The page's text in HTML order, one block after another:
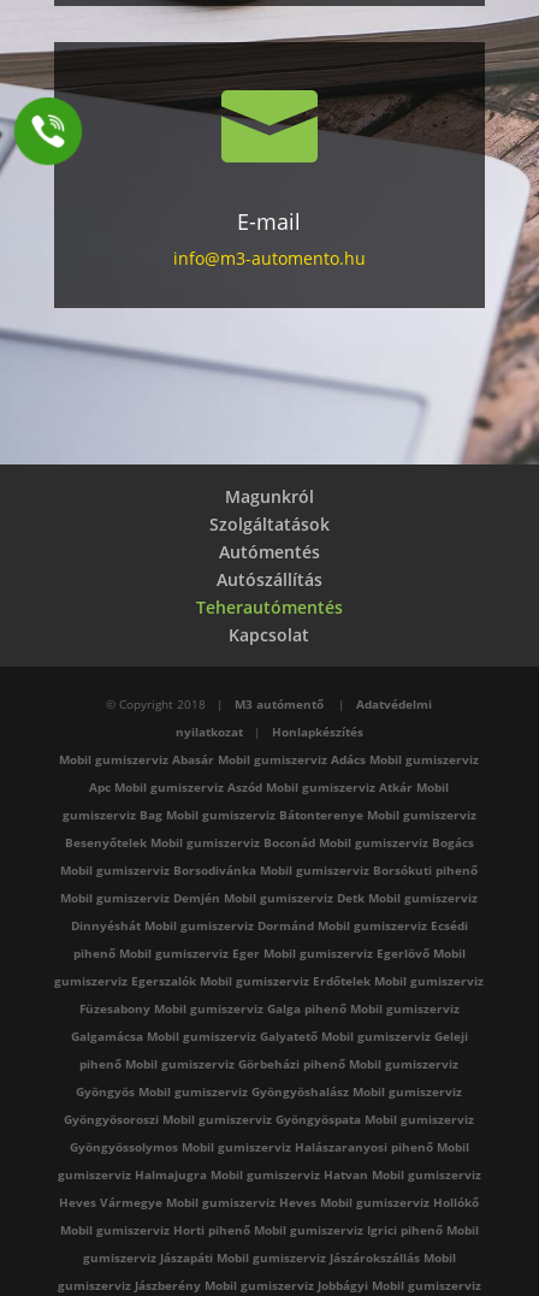

E-mail
info@m3-automento.hu
Magunkról
Szolgáltatások
Autómentés
Autószállítás
Teherautómentés
Kapcsolat
© Copyright 2018 | M3 autómentő |Adatvédelmi
nyilatkozat| Honlapkészítés
Mobil gumiszerviz Abasár Mobil gumiszerviz Adács Mobil gumiszerviz
Apc Mobil gumiszerviz Aszód Mobil gumiszerviz Atkár Mobil
gumiszerviz Bag Mobil gumiszerviz Bátonterenye Mobil gumiszerviz
Besenyőtelek Mobil gumiszerviz Boconád Mobil gumiszerviz Bogács
Mobil gumiszerviz Borsodivánka Mobil gumiszerviz Borsókuti pihenő
Mobil gumiszerviz Demjén Mobil gumiszerviz Detk Mobil gumiszerviz
Dinnyéshát Mobil gumiszerviz Dormánd Mobil gumiszerviz Ecsédi
pihenő Mobil gumiszerviz Eger Mobil gumiszerviz Egerlövő Mobil
gumiszerviz Egerszalók Mobil gumiszerviz Erdőtelek Mobil gumiszerviz
Füzesabony Mobil gumiszerviz Galga pihenő Mobil gumiszerviz
Galgamácsa Mobil gumiszerviz Galyatető Mobil gumiszerviz Geleji
pihenő Mobil gumiszerviz Görbeházi pihenő Mobil gumiszerviz
Gyöngyös Mobil gumiszerviz Gyöngyöshalász Mobil gumiszerviz
Gyöngyösoroszi Mobil gumiszerviz Gyöngyöspata Mobil gumiszerviz
Gyöngyössolymos Mobil gumiszerviz Halászaranyosi pihenő Mobil
gumiszerviz Halmajugra Mobil gumiszerviz Hatvan Mobil gumiszerviz
Heves Vármegye Mobil gumiszerviz Heves Mobil gumiszerviz Hollókő
Mobil gumiszerviz Horti pihenő Mobil gumiszerviz Igrici pihenő Mobil
gumiszerviz Jászapáti Mobil gumiszerviz Jászárokszállás Mobil
gumiszerviz Jászberény Mobil gumiszerviz Jobbágyi Mobil gumiszerviz